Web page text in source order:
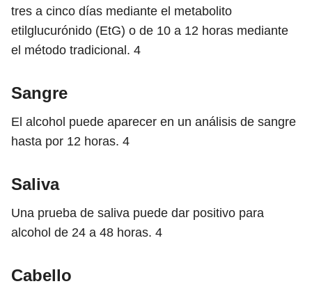
tres a cinco días mediante el metabolito
etilglucurónido (EtG) o de 10 a 12 horas mediante
el método tradicional. 4
Sangre
El alcohol puede aparecer en un análisis de sangre
hasta por 12 horas. 4
Saliva
Una prueba de saliva puede dar positivo para
alcohol de 24 a 48 horas. 4
Cabello